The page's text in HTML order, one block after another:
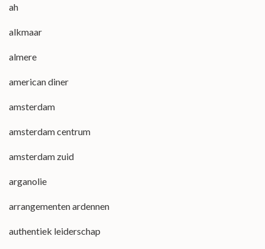
ah
alkmaar
almere
american diner
amsterdam
amsterdam centrum
amsterdam zuid
arganolie
arrangementen ardennen
authentiek leiderschap